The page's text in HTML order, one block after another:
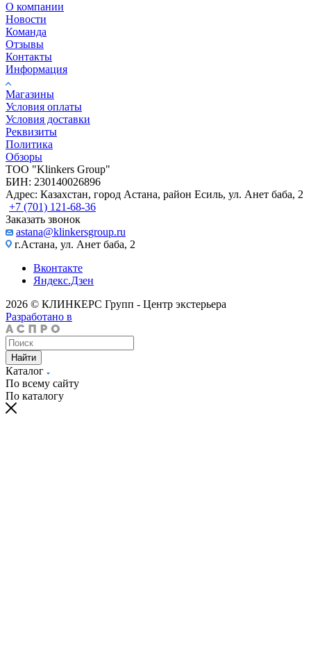
О компании
Новости
Команда
Отзывы
Контакты
Информация
Магазины
Условия оплаты
Условия доставки
Реквизиты
Политика
Обзоры
TOO "Klinkers Group"
БИН: 230140026896
Адрес: Казахстан, город Астана, район Есиль, ул. Анет баба, 2
+7 (701) 121-68-36
Заказать звонок
astana@klinkersgroup.ru
г.Астана, ул. Анет баба, 2
Вконтакте
Яндекс.Дзен
2026 © КЛИНКЕРС Групп - Центр экстерьера
Разработано в
Найти
Каталог
По всему сайту
По каталогу